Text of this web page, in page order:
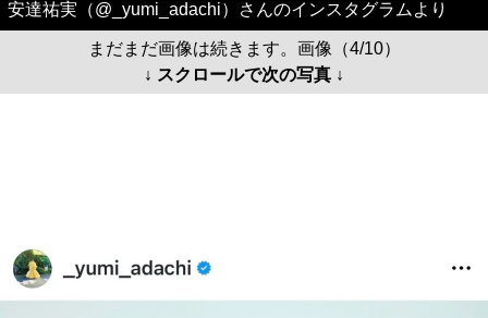
安達祐実（@_yumi_adachi）さんのインスタグラムより
まだまだ画像は続きます。画像（4/10）
↓ スクロールで次の写真 ↓